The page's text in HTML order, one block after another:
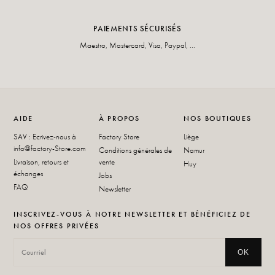
PAIEMENTS SÉCURISÉS
Maestro, Mastercard, Visa, Paypal, ...
AIDE
SAV : Ecrivez-nous à
info@factory-Store.com
Livraison, retours et
échanges
FAQ
À PROPOS
Factory Store
Conditions générales de
vente
Jobs
Newsletter
NOS BOUTIQUES
Liège
Namur
Huy
INSCRIVEZ-VOUS À NOTRE NEWSLETTER ET BÉNÉFICIEZ DE
NOS OFFRES PRIVÉES
OK